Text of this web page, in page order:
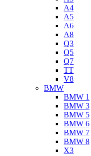
A4
A5
A6
A8
Q3
Q5
Q7
TT
V8
BMW
BMW 1
BMW 3
BMW 5
BMW 6
BMW 7
BMW 8
X3